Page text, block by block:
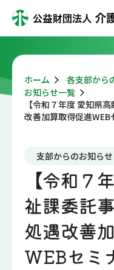
ホーム 各支部から
お知らせ一覧
【令和７年度 愛知県
改善加算取得促進
支部からのお知らせ
【令和７
祉課委託
処遇改善
WEBセミ